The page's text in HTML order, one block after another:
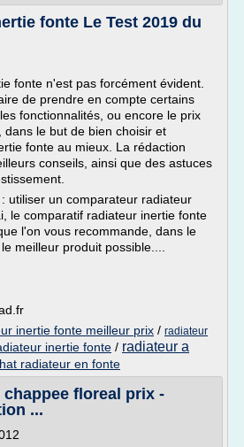
fonte Le Test 2019 du
fonte n'est pas forcément évident.
de prendre en compte certains
fonctionnalités, ou encore le prix
dans le but de bien choisir et
fonte au mieux. La rédaction
conseils, ainsi que des astuces
utiliser un comparateur radiateur
le comparatif radiateur inertie fonte
l'on vous recommande, dans le
meilleur produit possible....
inertie fonte meilleur prix / radiateur
inertie fonte / radiateur a
radiateur en fonte
floreal prix -
...